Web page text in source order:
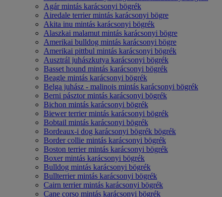
Agár mintás karácsonyi bögrék
Airedale terrier mintás karácsonyi bögre
Akita inu mintás karácsonyi bögrék
Alaszkai malamut mintás karácsonyi bögre
Amerikai bulldog mintás karácsonyi bögre
Amerikai pittbul mintás karácsonyi bögrék
Ausztrál juhászkutya karácsonyi bögrék
Basset hound mintás karácsonyi bögrék
Beagle mintás karácsonyi bögrék
Belga juhász - malinois mintás karácsonyi bögrék
Berni pásztor mintás karácsonyi bögrék
Bichon mintás karácsonyi bögrék
Biewer terrier mintás karácsonyi bögrék
Bobtail mintás karácsonyi bögrék
Bordeaux-i dog karácsonyi bögrék bögrék
Border collie mintás karácsonyi bögrék
Boston terrier mintás karácsonyi bögrék
Boxer mintás karácsonyi bögrék
Bulldog mintás karácsonyi bögrék
Bullterrier mintás karácsonyi bögrék
Cairn terrier mintás karácsonyi bögrék
Cane corso mintás karácsonyi bögrék